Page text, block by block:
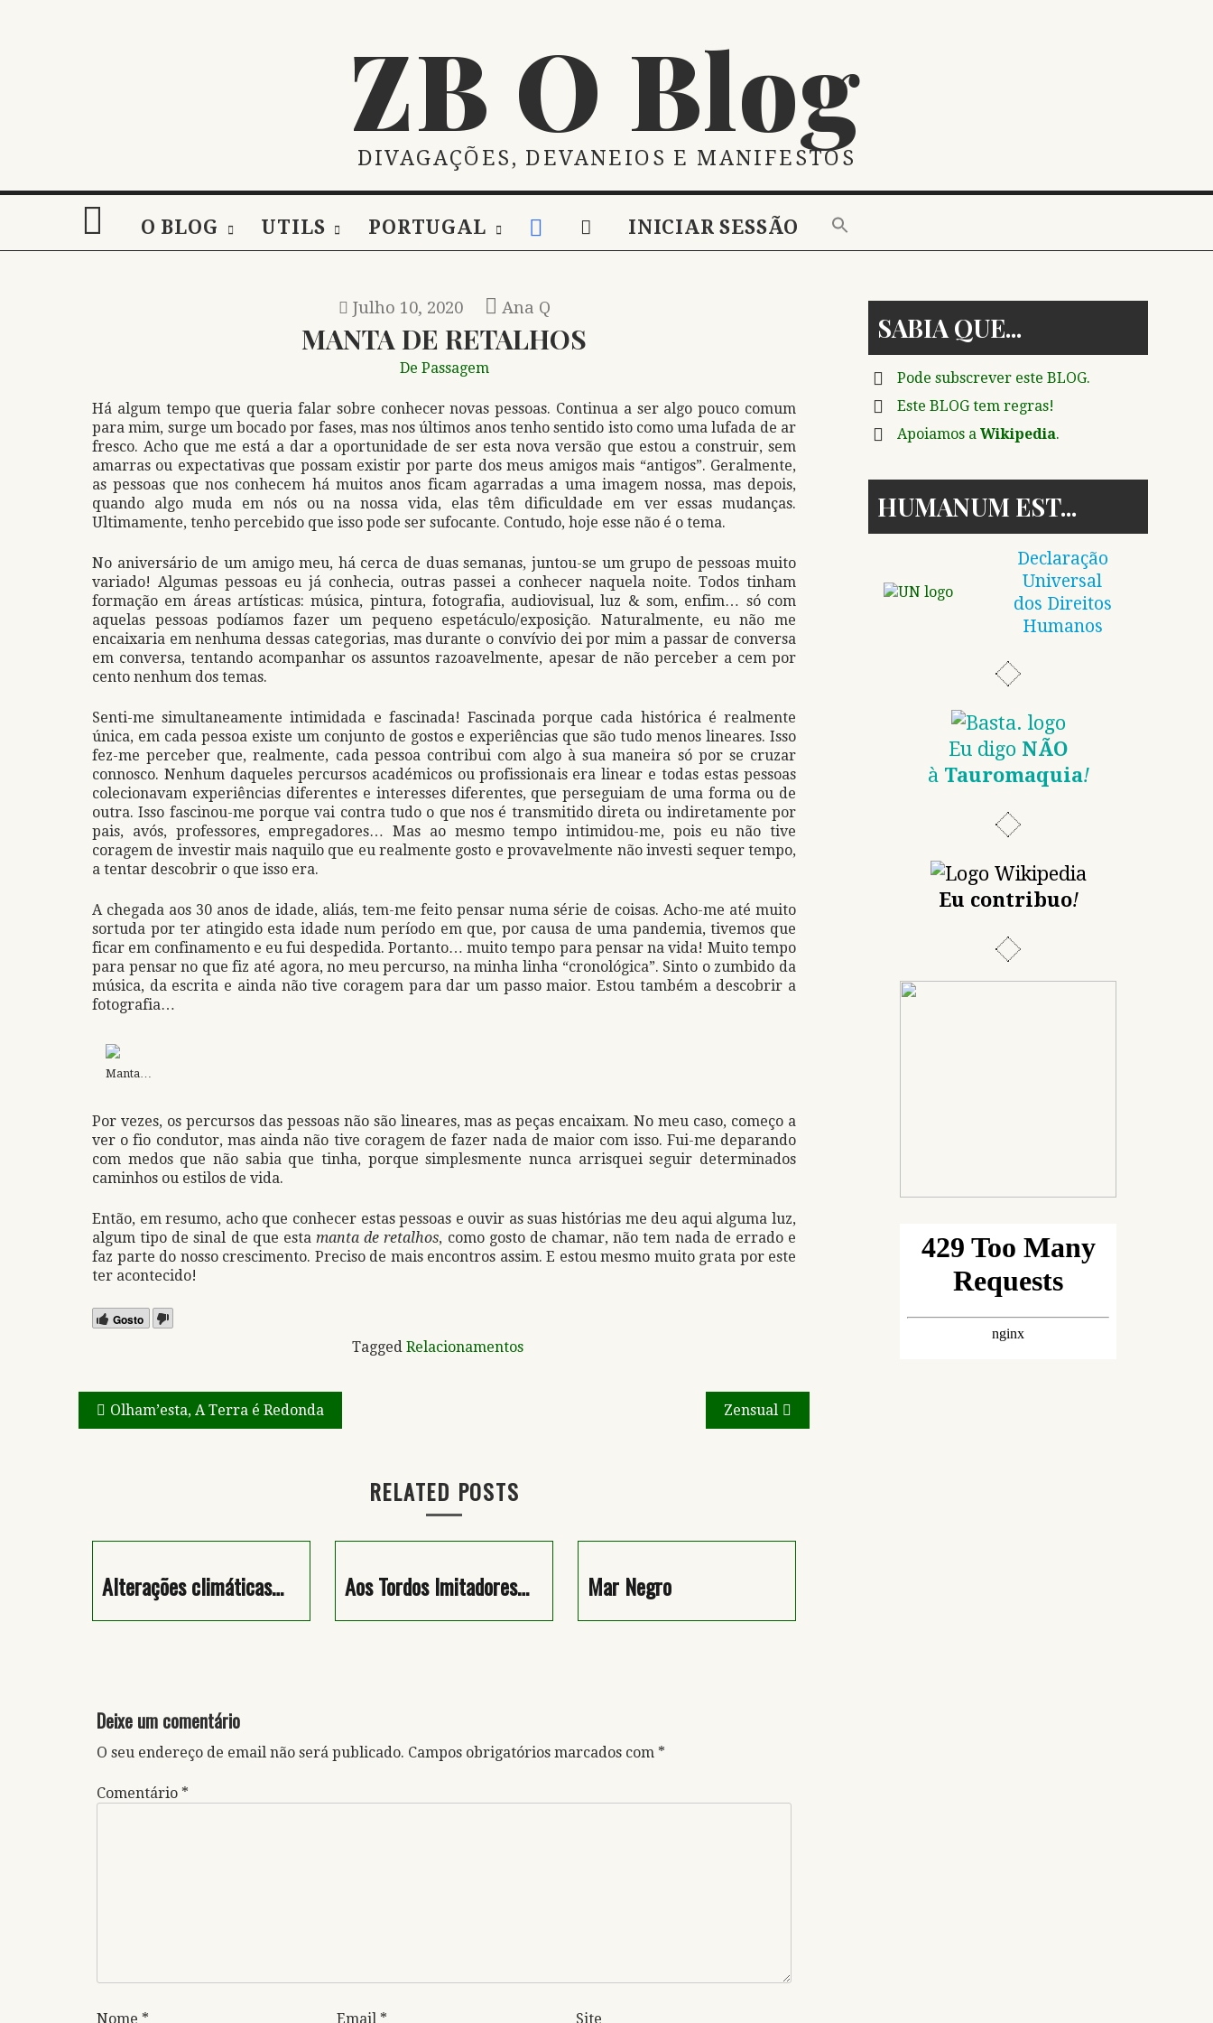
ZB O Blog
DIVAGAÇÕES, DEVANEIOS E MANIFESTOS
O BLOG UTILS PORTUGAL INICIAR SESSÃO
Julho 10, 2020 Ana Q
MANTA DE RETALHOS
De Passagem
Há algum tempo que queria falar sobre conhecer novas pessoas. Continua a ser algo pouco comum
para mim, surge um bocado por fases, mas nos últimos anos tenho sentido isto como uma lufada de ar
fresco. Acho que me está a dar a oportunidade de ser esta nova versão que estou a construir, sem
amarras ou expectativas que possam existir por parte dos meus amigos mais “antigos”. Geralmente,
as pessoas que nos conhecem há muitos anos ficam agarradas a uma imagem nossa, mas depois,
quando algo muda em nós ou na nossa vida, elas têm dificuldade em ver essas mudanças.
Ultimamente, tenho percebido que isso pode ser sufocante. Contudo, hoje esse não é o tema.
No aniversário de um amigo meu, há cerca de duas semanas, juntou-se um grupo de pessoas muito
variado! Algumas pessoas eu já conhecia, outras passei a conhecer naquela noite. Todos tinham
formação em áreas artísticas: música, pintura, fotografia, audiovisual, luz & som, enfim… só com
aquelas pessoas podíamos fazer um pequeno espetáculo/exposição. Naturalmente, eu não me
encaixaria em nenhuma dessas categorias, mas durante o convívio dei por mim a passar de conversa
em conversa, tentando acompanhar os assuntos razoavelmente, apesar de não perceber a cem por
cento nenhum dos temas.
Senti-me simultaneamente intimidada e fascinada! Fascinada porque cada histórica é realmente
única, em cada pessoa existe um conjunto de gostos e experiências que são tudo menos lineares. Isso
fez-me perceber que, realmente, cada pessoa contribui com algo à sua maneira só por se cruzar
connosco. Nenhum daqueles percursos académicos ou profissionais era linear e todas estas pessoas
colecionavam experiências diferentes e interesses diferentes, que perseguiam de uma forma ou de
outra. Isso fascinou-me porque vai contra tudo o que nos é transmitido direta ou indiretamente por
pais, avós, professores, empregadores… Mas ao mesmo tempo intimidou-me, pois eu não tive
coragem de investir mais naquilo que eu realmente gosto e provavelmente não investi sequer tempo,
a tentar descobrir o que isso era.
A chegada aos 30 anos de idade, aliás, tem-me feito pensar numa série de coisas. Acho-me até muito
sortuda por ter atingido esta idade num período em que, por causa de uma pandemia, tivemos que
ficar em confinamento e eu fui despedida. Portanto… muito tempo para pensar na vida! Muito tempo
para pensar no que fiz até agora, no meu percurso, na minha linha “cronológica”. Sinto o zumbido da
música, da escrita e ainda não tive coragem para dar um passo maior. Estou também a descobrir a
fotografia…
Manta…
Por vezes, os percursos das pessoas não são lineares, mas as peças encaixam. No meu caso, começo a
ver o fio condutor, mas ainda não tive coragem de fazer nada de maior com isso. Fui-me deparando
com medos que não sabia que tinha, porque simplesmente nunca arrisquei seguir determinados
caminhos ou estilos de vida.
Então, em resumo, acho que conhecer estas pessoas e ouvir as suas histórias me deu aqui alguma luz,
algum tipo de sinal de que estamanta de retalhos, como gosto de chamar, não tem nada de errado e
faz parte do nosso crescimento. Preciso de mais encontros assim. E estou mesmo muito grata por este
ter acontecido!
Gosto
Tagged Relacionamentos
Navegação
de
Olham’esta, A Terra é Redonda Zensual
RELATED POSTS
Alterações climáticas… Aos Tordos Imitadores… Mar Negro
Deixe um comentário
O seu endereço de email não será publicado. Campos obrigatórios marcados com *
Comentário *
Nome * Email * Site
SABIA QUE
Pode subscrever este BLOG.
Este BLOG tem regras!
Apoiamos a Wikipedia.
HUMANUM EST
Declaração
Universal
dos Direitos
Humanos
Eu digo NÃO
à Tauromaquia!
Eu contribuo!